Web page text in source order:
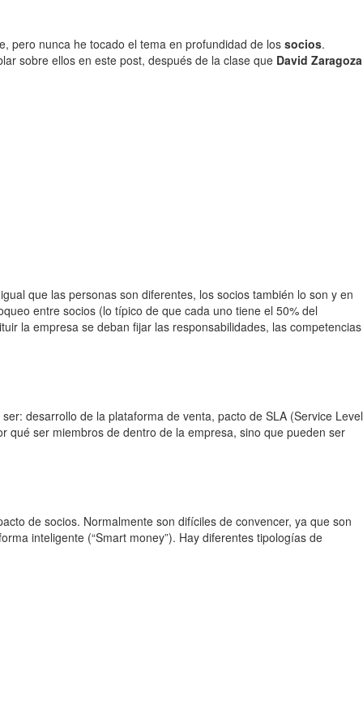
pero nunca he tocado el tema en profundidad de los socios.
sobre ellos en este post, después de la clase que David Zaragoza
que las personas son diferentes, los socios también lo son y en
entre socios (lo típico de que cada uno tiene el 50% del
la empresa se deban fijar las responsabilidades, las competencias
desarrollo de la plataforma de venta, pacto de SLA (Service Level
qué ser miembros de dentro de la empresa, sino que pueden ser
de socios. Normalmente son difíciles de convencer, ya que son
inteligente (“Smart money”). Hay diferentes tipologías de